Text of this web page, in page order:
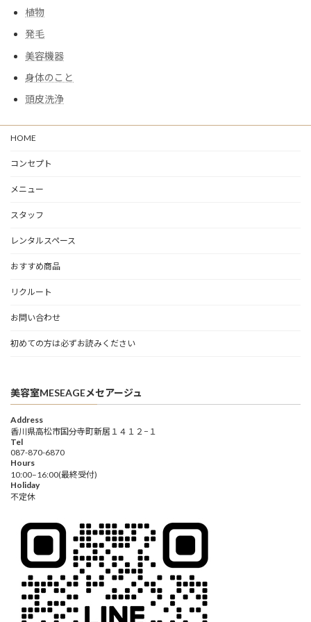
植物
発毛
美容機器
身体のこと
頭皮洗浄
HOME
コンセプト
メニュー
スタッフ
レンタルスペース
おすすめ商品
リクルート
お問い合わせ
初めての方は必ずお読みください
美容室MESEAGEメセアージュ
Address
香川県高松市国分寺町新居１４１２−１
Tel
087-870-6870
Hours
10:00–16:00(最終受付)
Holiday
不定休